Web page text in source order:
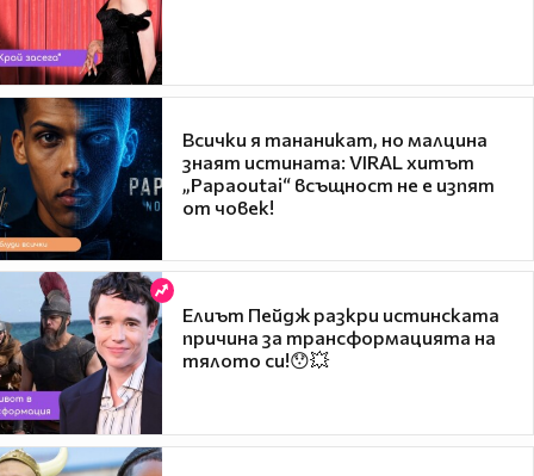
Всички я тананикат, но малцина
знаят истината: VIRAL хитът
„Papaoutai“ всъщност не е изпят
от човек!
Елиът Пейдж разкри истинската
причина за трансформацията на
тялото си!😯💥